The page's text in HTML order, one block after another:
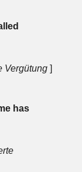
Vergütung]
has